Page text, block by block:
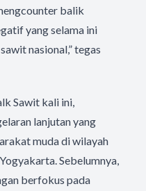
balik
yang selama ini
nasional,” tegas
Sawit kali ini,
lanjutan yang
muda di wilayah
Sebelumnya,
berfokus pada